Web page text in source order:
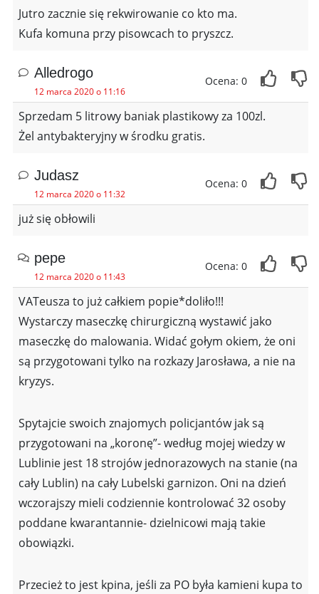
Jutro zacznie się rekwirowanie co kto ma.
Kufa komuna przy pisowcach to pryszcz.
Alledrogo
12 marca 2020 o 11:16
Ocena: 0
Sprzedam 5 litrowy baniak plastikowy za 100zl.
Żel antybakteryjny w środku gratis.
Judasz
12 marca 2020 o 11:32
Ocena: 0
już się obłowili
pepe
12 marca 2020 o 11:43
Ocena: 0
VATeusza to już całkiem popie*doliło!!!
Wystarczy maseczkę chirurgiczną wystawić jako
maseczkę do malowania. Widać gołym okiem, że oni
są przygotowani tylko na rozkazy Jarosława, a nie na
kryzys.
Spytajcie swoich znajomych policjantów jak są
przygotowani na „koronę”- według mojej wiedzy w
Lublinie jest 18 strojów jednorazowych na stanie (na
cały Lublin) na cały Lubelski garnizon. Oni na dzień
wczorajszy mieli codziennie kontrolować 32 osoby
poddane kwarantannie- dzielnicowi mają takie
obowiązki.
Przecież to jest kpina, jeśli za PO była kamieni kupa to